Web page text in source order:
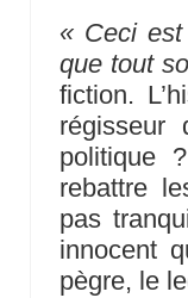
« Ceci est
que tout
fiction.
régisseur
politique
rebattre
pas
innocent
pègre, le